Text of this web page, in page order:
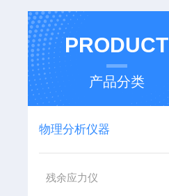
PRODUCT
产品分类
物理分析仪器
残余应力仪